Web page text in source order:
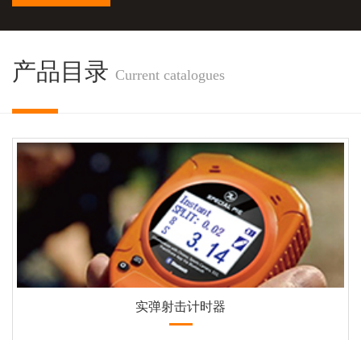
产品目录 Current catalogues
实弹射击计时器